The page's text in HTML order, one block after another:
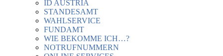
ID AUSTRIA
STANDESAMT
WAHLSERVICE
FUNDAMT
WIE BEKOMME ICH…?
NOTRUFNUMMERN